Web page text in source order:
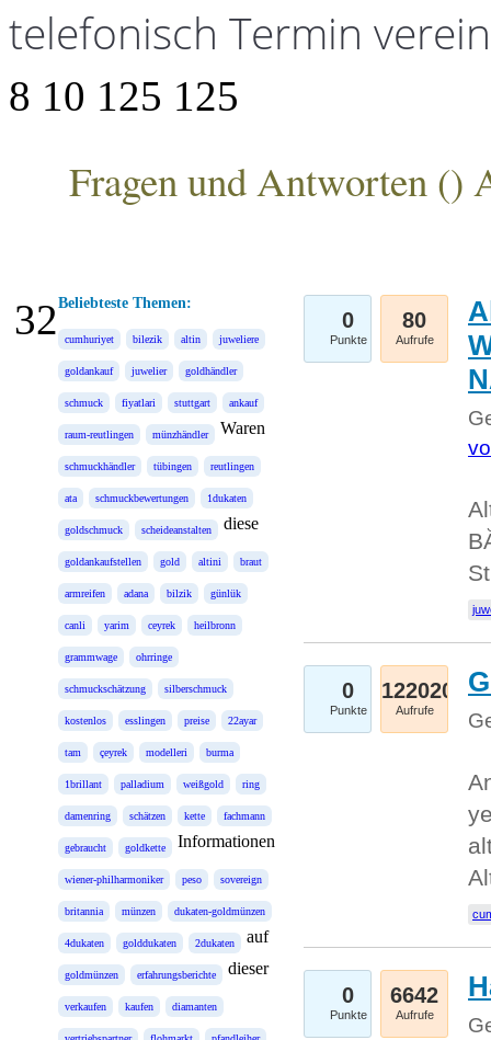
telefonisch Termin
8 10 125 125
Fragen und Antworten ()
Beliebteste Themen:
cumhuriyet bilezik altin juweliere
goldankauf juwelier goldhändler
schmuck fiyatlari stuttgart ankauf
raum-reutlingen münzhändler
schmuckhändler tübingen reutlingen
ata schmuckbewertungen 1dukaten
goldschmuck scheideanstalten
goldankaufstellen gold altini braut
armreifen adana bilzik günlük
canli yarim ceyrek heilbronn
grammwage ohrringe
schmuckschätzung silberschmuck
kostenlos esslingen preise 22ayar
tam çeyrek modelleri burma
1brillant palladium weißgold ring
damenring schätzen kette fachmann
gebraucht goldkette
wiener-philharmoniker peso sovereign
britannia münzen dukaten-goldmünzen
4dukaten golddukaten 2dukaten
goldmünzen erfahrungsberichte
verkaufen kaufen diamanten
Waren
diese
Informationen
auf
dieser
0
Punkte
80
Aufrufe
0
Punkte
122020
Aufrufe
0
Punkte
6642
Aufrufe
32